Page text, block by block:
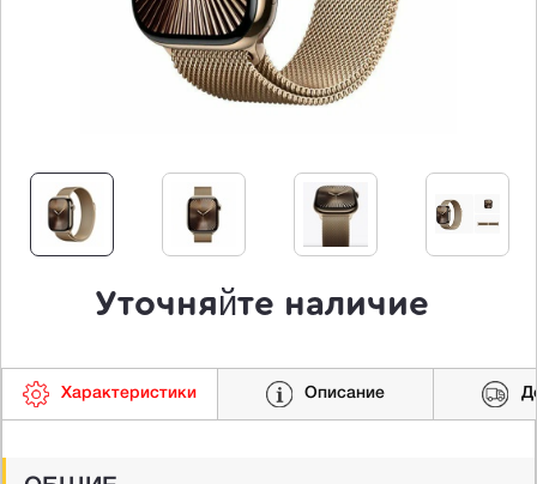
Уточняйте наличие
Характеристики Описание